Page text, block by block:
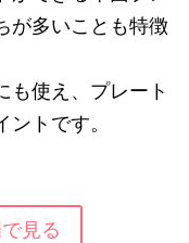
が多いことも特徴
も使え、プレート
トです。
見る